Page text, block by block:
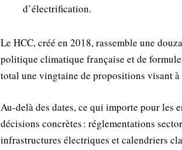
d’électrification.
Le HCC, créé en 2018, rassemble une
politique climatique française et de
total une vingtaine de propositions visant
Au‑delà des dates, ce qui importe pour les
décisions concrètes : réglementations
infrastructures électriques et calendriers